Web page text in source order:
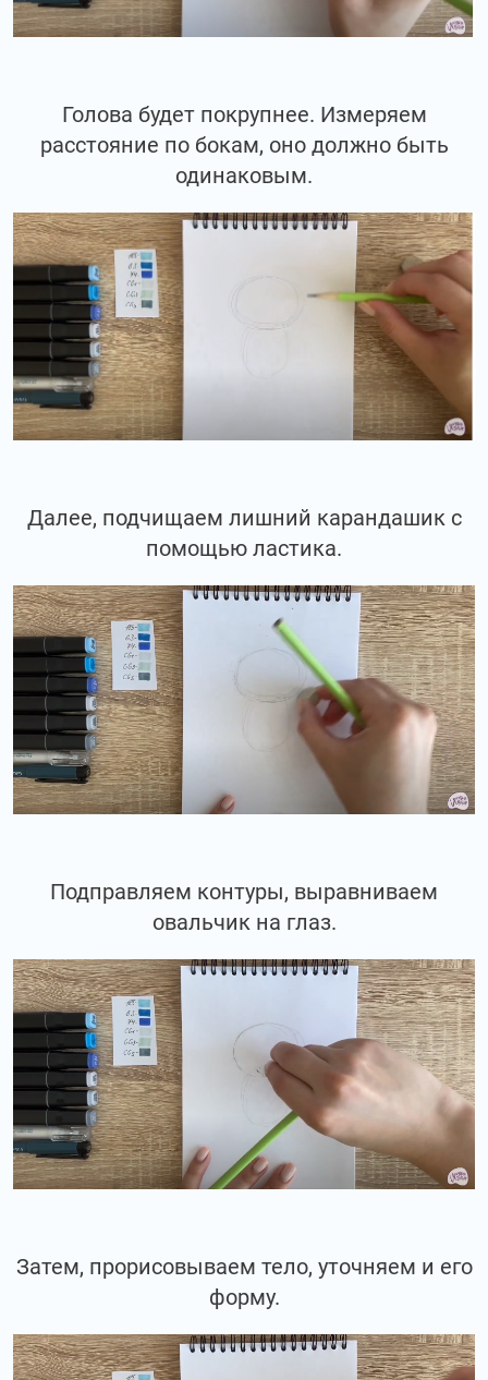
Голова будет покрупнее. Измеряем
расстояние по бокам, оно должно быть
одинаковым.
Далее, подчищаем лишний карандашик с
помощью ластика.
Подправляем контуры, выравниваем
овальчик на глаз.
Затем, прорисовываем тело, уточняем и его
форму.